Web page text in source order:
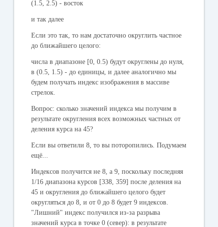
(1.5, 2.5) - восток
и так далее
Если это так, то нам достаточно округлить частное
до ближайшего целого:
числа в диапазоне [0, 0.5) будут округлены до нуля,
в (0.5, 1.5) - до единицы, и далее аналогично мы
будем получать индекс изображения в массиве
стрелок.
Вопрос: сколько значений индекса мы получим в
результате округления всех возможных частных от
деления курса на 45?
Если вы ответили 8, то вы поторопились. Подумаем
ещё...
Индексов получится не 8, а 9, поскольку последняя
1/16 диапазона курсов [338, 359] после деления на
45 и округления до ближайшего целого будет
округляться до 8, и от 0 до 8 будет 9 индексов.
"Лишний" индекс получился из-за разрыва
значений курса в точке 0 (север): в результате